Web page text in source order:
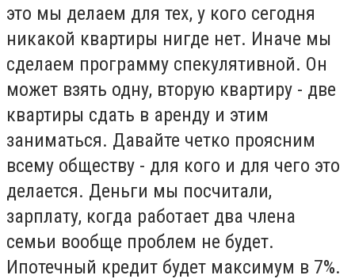
это мы делаем для тех, у кого сегодня
никакой квартиры нигде нет. Иначе мы
сделаем программу спекулятивной. Он
может взять одну, вторую квартиру - две
квартиры сдать в аренду и этим
заниматься. Давайте четко проясним
всему обществу - для кого и для чего это
делается. Деньги мы посчитали,
зарплату, когда работает два члена
семьи вообще проблем не будет.
Ипотечный кредит будет максимум в 7%.